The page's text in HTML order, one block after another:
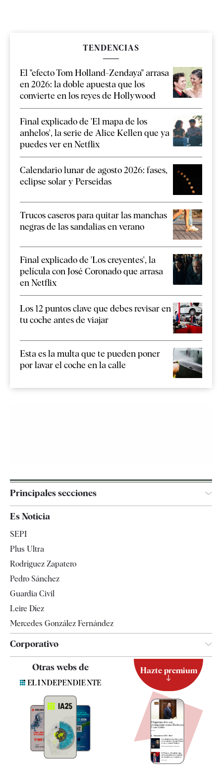
TENDENCIAS
El "efecto Tom Holland-Zendaya" arrasa
en 2026: la doble apuesta que los
convierte en los reyes de Hollywood
Final explicado de 'El mapa de los
anhelos', la serie de Alice Kellen que ya
puedes ver en Netflix
Calendario lunar de agosto 2026: fases,
eclipse solar y Perseidas
Trucos caseros para quitar las manchas
negras de las sandalias en verano
Final explicado de 'Los creyentes', la
película con José Coronado que arrasa
en Netflix
Los 12 puntos clave que debes revisar en
tu coche antes de viajar
Esta es la multa que te pueden poner
por lavar el coche en la calle
Principales secciones
España
Televisión
Es Noticia
SEPI
Plus Ultra
Rodríguez Zapatero
Pedro Sánchez
Guardia Civil
Leire Díez
Mercedes González Fernández
Corporativo
Contacto
Quiénes somos
Especificaciones
Otras webs de Hazte premium